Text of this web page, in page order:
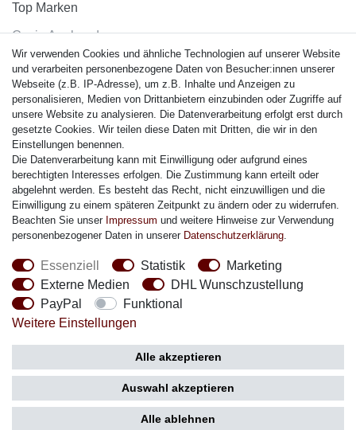
Top Marken
Casio Armband
Festina Armband
Citizen Armband
M. Lacroix Armband
J. Lemans Armband
Uhrenarmbänder - Alle
Sicherheit
Social Media
Zahlung
Wir verwenden Cookies und ähnliche Technologien auf unserer Website
und verarbeiten personenbezogene Daten von Besucher:innen unserer
Webseite (z.B. IP-Adresse), um z.B. Inhalte und Anzeigen zu
personalisieren, Medien von Drittanbietern einzubinden oder Zugriffe auf
unsere Website zu analysieren. Die Datenverarbeitung erfolgt erst durch
gesetzte Cookies. Wir teilen diese Daten mit Dritten, die wir in den
Einstellungen benennen.
Die Datenverarbeitung kann mit Einwilligung oder aufgrund eines
berechtigten Interesses erfolgen. Die Zustimmung kann erteilt oder
abgelehnt werden. Es besteht das Recht, nicht einzuwilligen und die
Einwilligung zu einem späteren Zeitpunkt zu ändern oder zu widerrufen.
Beachten Sie unser Impressum und weitere Hinweise zur Verwendung
personenbezogener Daten in unserer Daten­schutz­erklärung
Essenziell Statistik
Marketing
Externe Medien
DHL Wunschzustellung
PayPal
Funktional
Weitere Einstellungen
Alle akzeptieren
Auswahl akzeptieren
Alle ablehnen